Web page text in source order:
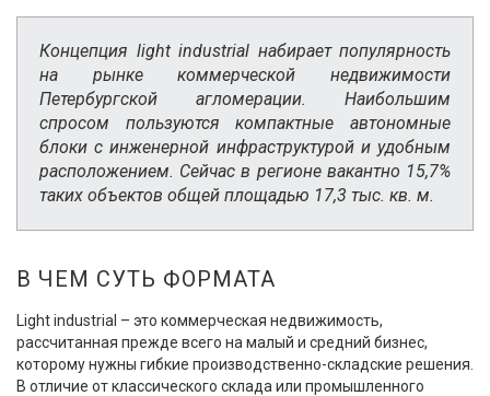
Концепция light industrial набирает популярность
на рынке коммерческой недвижимости
Петербургской агломерации. Наибольшим
спросом пользуются компактные автономные
блоки с инженерной инфраструктурой и удобным
расположением. Сейчас в регионе вакантно 15,7%
таких объектов общей площадью 17,3 тыс. кв. м.
В ЧЕМ СУТЬ ФОРМАТА
Light industrial – это коммерческая недвижимость,
рассчитанная прежде всего на малый и средний бизнес,
которому нужны гибкие производственно-складские решения.
В отличие от классического склада или промышленного